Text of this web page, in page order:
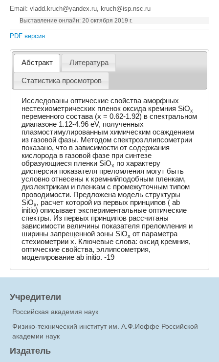
Email: vladd.kruch@yandex.ru, kruch@isp.nsc.ru
Выставление онлайн: 20 октября 2019 г.
PDF версия
Абстракт Литература
Статистика просмотров
Исследованы оптические свойства аморфных
нестехиометрических пленок оксида кремния SiOx
переменного состава (x = 0.62-1.92) в спектральном
диапазоне 1.12-4.96 eV, полученных
плазмостимулированным химическим осаждением
из газовой фазы. Методом спектроэллипсометрии
показано, что в зависимости от содержания
кислорода в газовой фазе при синтезе
образующиеся пленки SiOx по характеру
дисперсии показателя преломления могут быть
условно отнесены к кремнийподобным пленкам,
диэлектрикам и пленкам с промежуточным типом
проводимости. Предложена модель структуры
SiOx, расчет которой из первых принципов ( ab
initio) описывает экспериментальные оптические
спектры. Из первых принципов рассчитаны
зависимости величины показателя преломления и
ширины запрещенной зоны SiOx от параметра
стехиометрии x. Ключевые слова: оксид кремния,
оптические свойства, эллипсометрия,
моделирование ab initio. -19
Учредители
Российская академия наук
Физико-технический институт им. А.Ф.Иоффе Российской
академии наук
Издатель